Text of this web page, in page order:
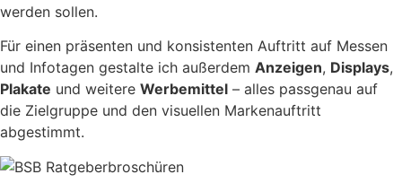
werden sollen.
Für einen präsenten und konsistenten Auftritt auf Messen
und Infotagen gestalte ich außerdem Anzeigen, Displays,
Plakate und weitere Werbemittel – alles passgenau auf
die Zielgruppe und den visuellen Markenauftritt
abgestimmt.